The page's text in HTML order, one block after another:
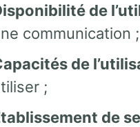
de
communication ;
de
;
de